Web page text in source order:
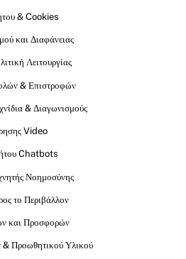
& Cookies
και Διαφάνειας
Λειτουργίας
& Επιστροφών
& Διαγωνισμούς
Video
Chatbots
Νοημοσύνης
το Περιβάλλον
και Προσφορών
Προωθητικού Υλικού